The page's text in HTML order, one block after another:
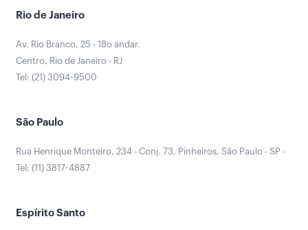
Rio de Janeiro
Av. Rio Branco, 25 - 18o andar.
Centro, Rio de Janeiro - RJ
Tel: (21) 3094-9500
São Paulo
Rua Henrique Monteiro, 234 - Conj. 73. Pinheiros, São Paulo - SP -
Tel: (11) 3817-4887
Espírito Santo